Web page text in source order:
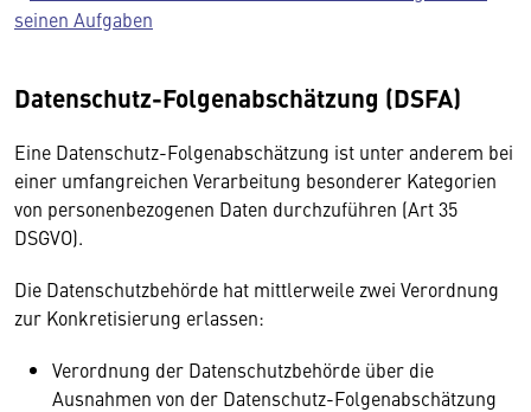
seinen Aufgaben
Datenschutz-Folgenabschätzung (DSFA)
Eine Datenschutz-Folgenabschätzung ist unter anderem bei
einer umfangreichen Verarbeitung besonderer Kategorien
von personenbezogenen Daten durchzuführen (Art 35
DSGVO).
Die Datenschutzbehörde hat mittlerweile zwei Verordnung
zur Konkretisierung erlassen:
Verordnung der Datenschutzbehörde über die
Ausnahmen von der Datenschutz-Folgenabschätzung